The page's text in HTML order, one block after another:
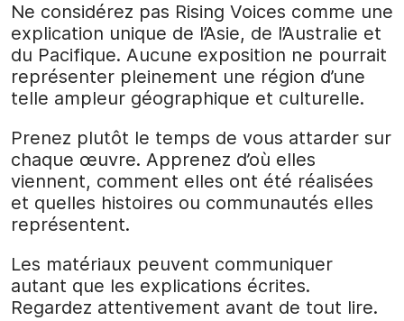
Ne considérez pas Rising Voices comme une
explication unique de l’Asie, de l’Australie et
du Pacifique. Aucune exposition ne pourrait
représenter pleinement une région d’une
telle ampleur géographique et culturelle.
Prenez plutôt le temps de vous attarder sur
chaque œuvre. Apprenez d’où elles
viennent, comment elles ont été réalisées
et quelles histoires ou communautés elles
représentent.
Les matériaux peuvent communiquer
autant que les explications écrites.
Regardez attentivement avant de tout lire.